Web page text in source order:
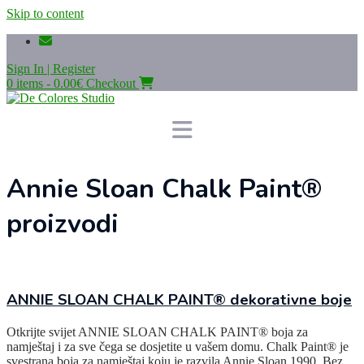
Skip to content
Sign In | Register
0 items - 0.00€ Checkout
Annie Sloan Chalk Paint®
proizvodi
ANNIE SLOAN CHALK PAINT® dekorativne boje
Otkrijte svijet ANNIE SLOAN CHALK PAINT® boja za
namještaj i za sve čega se dosjetite u vašem domu. Chalk Paint® je